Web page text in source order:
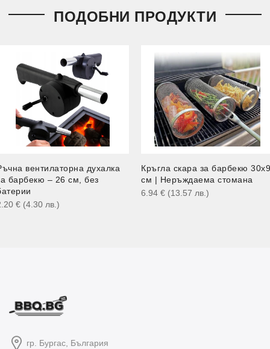
ПОДОБНИ ПРОДУКТИ
вентилаторна духалка
барбекю – 26 см, без
€ (4.30 лв. )
Кръгла скара за барбекю 30x9
см | Неръждаема стомана
6.94 € (13.57 лв. )
гр. Бургас, България